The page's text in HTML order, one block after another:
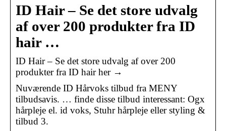
ID Hair – Se det store udvalg
af over 200 produkter fra ID
hair …
ID Hair – Se det store udvalg af over 200
produkter fra ID hair her →
Nuværende ID Hårvoks tilbud fra MENY
tilbudsavis. … finde disse tilbud interessant: Ogx
hårpleje el. id voks, Stuhr hårpleje eller styling &
tilbud 3.